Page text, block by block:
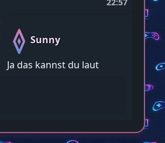
Sunny
Ja das kannst du laut
22:58